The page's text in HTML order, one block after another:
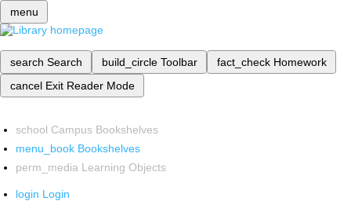
menu
search Search build_circle Toolbar fact_check Homework
cancel Exit Reader Mode
school Campus Bookshelves
menu_book Bookshelves
perm_media Learning Objects
login Login